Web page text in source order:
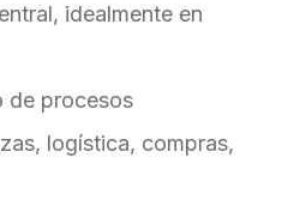
idealmente en
de procesos
logística, compras,